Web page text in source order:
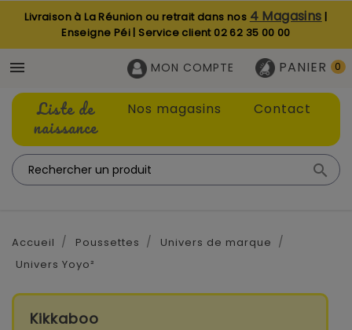
Livraison à La Réunion ou retrait dans nos 4 Magasins |
Enseigne Péi | Service client02 62 35 00 00
 PANIER 0
MON COMPTE
Liste de
naissance
Nos magasins Contact

Accueil Poussettes
Univers de marque
Univers Yoyo²
Kikkaboo